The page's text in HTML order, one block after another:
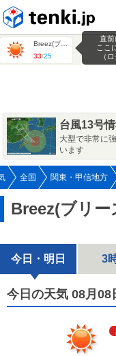
33/25
直前
ここ
（
台風13号
大型で非常に
います
全国 関東・甲信地方
Breez(ブリー
今日・明日 3
今日の天気 08月08